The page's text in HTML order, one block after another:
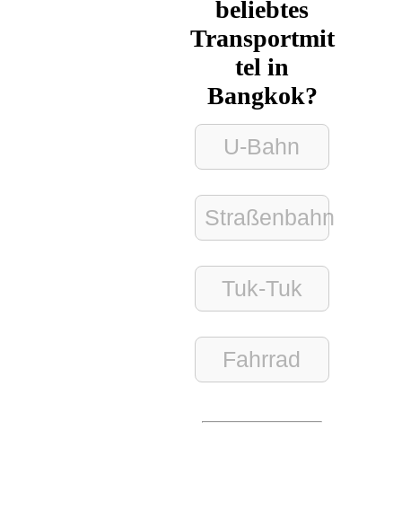
beliebtes
Transportmit
tel in
Bangkok?
U-Bahn
Straßenbahn
Tuk-Tuk
Fahrrad